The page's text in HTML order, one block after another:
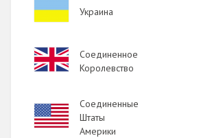
Украина
Image
Соединенное
Королевство
Image
Соединенные
Штаты
Америки